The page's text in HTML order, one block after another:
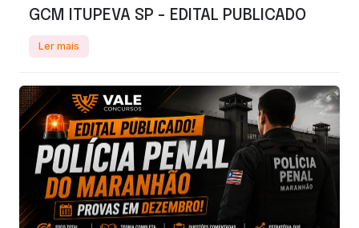
GCM ITUPEVA SP - EDITAL PUBLICADO
Ler mais